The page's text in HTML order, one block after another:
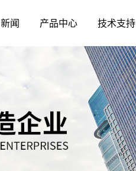
闻 产品中心 技术支持